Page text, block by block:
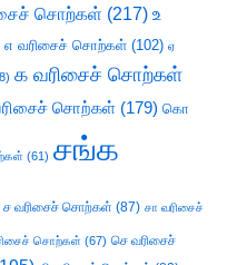
சொற்கள் (217) உ
எ வரிசைச் சொற்கள் (102) ஏ
க வரிசைச் சொற்கள்
சொற்கள் (179) கொ
(61) சங்க
ச வரிசைச் சொற்கள் (87) சா வரிசைச்
சொற்கள் (67) செ வரிசைச்